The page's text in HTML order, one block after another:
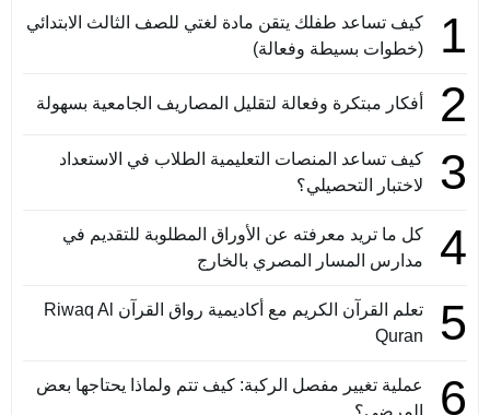
1
كيف تساعد طفلك يتقن مادة لغتي للصف الثالث الابتدائي
(خطوات بسيطة وفعالة)
2 أفكار مبتكرة وفعالة لتقليل المصاريف الجامعية بسهولة
3
كيف تساعد المنصات التعليمية الطلاب في الاستعداد
لاختبار التحصيلي؟
4
كل ما تريد معرفته عن الأوراق المطلوبة للتقديم في
مدارس المسار المصري بالخارج
5
تعلم القرآن الكريم مع أكاديمية رواق القرآن Riwaq Al
Quran
6
عملية تغيير مفصل الركبة: كيف تتم ولماذا يحتاجها بعض
المرضى؟